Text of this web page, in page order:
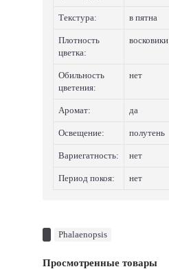
Текстура: в пятна
Плотность
цветка:
восковики
Обильность
цветения:
нет
Аромат: да
Освещение: полутень
Вариегатность: нет
Период покоя: нет
Phalaenopsis
Просмотренные товары